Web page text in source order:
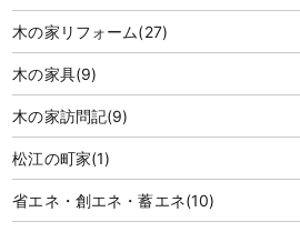
木の家リフォーム(27)
木の家具(9)
木の家訪問記(9)
松江の町家(1)
省エネ・創エネ・蓄エネ(10)